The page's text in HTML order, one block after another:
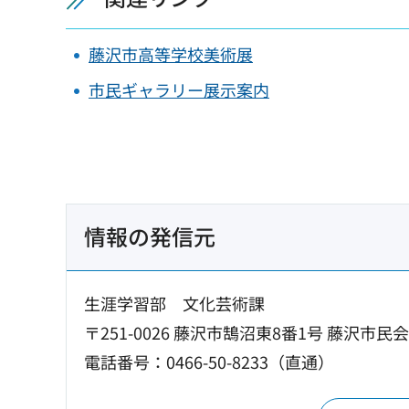
藤沢市高等学校美術展
市民ギャラリー展示案内
情報の発信元
生涯学習部 文化芸術課
〒251-0026 藤沢市鵠沼東8番1号 藤沢市民
電話番号：0466-50-8233（直通）